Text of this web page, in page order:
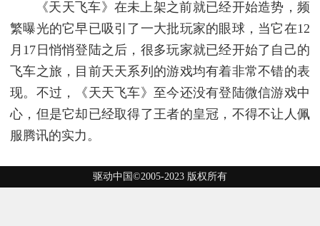
《天天飞车》在未上架之前就已经开始造势，频
繁曝光的它早已吸引了一大批玩家的眼球，当它在12
月17日悄悄登陆之后，很多玩家就已经开始了自己的
飞车之旅，目前天天系列的游戏均有着非常不错的表
现。不过，《天天飞车》至今还没有登陆微信游戏中
心，但是它却已经取得了王者的皇冠，不得不让人佩
服腾讯的实力。
驱动中国©2005-2023 版权所有